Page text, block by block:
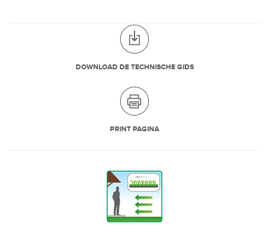
DOWNLOAD DE TECHNISCHE GIDS
PRINT PAGINA